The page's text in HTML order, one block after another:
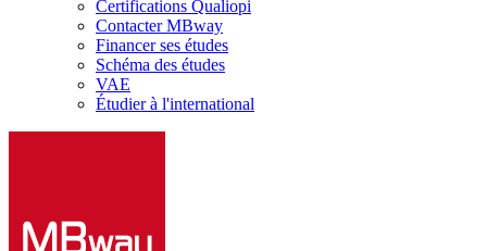
Certifications Qualiopi
Contacter MBway
Financer ses études
Schéma des études
VAE
Étudier à l'international